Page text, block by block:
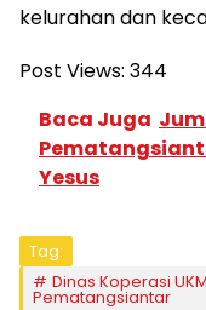
kelurahan dan
Post Views: 344
Baca Juga
Yesus
Tag:
Dinas Koperasi
Pematangsiantar